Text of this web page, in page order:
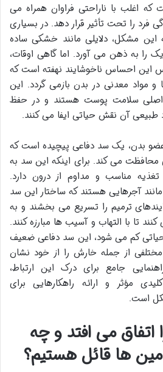
اغلب با ناراحتی فراوان همراه می
فرد را تحت تأثیر قرار دهد. در بسیاری
این مشکل، دلایلی مانند خشکی ساده
را به ذهن می آورد. اما گاهی اوقات،
این احساس ناخوشایند نهفته است که
و مواد معدنی در بدن بازمی گردد. این
اصلی سلامت پوست هستند و در حفظ
طبیعی آن نقش حیاتی ایفا می کنند.
عضو بدن، یک سد دفاعی پیچیده است که
محافظت می کند. برای اینکه این سد به
مناسب و مداوم از درون دارد.
آجرهایی هستند که ساختار این سد
ترمیم را تسریع می بخشند و به
تا با التهاب و آسیب ها مبارزه کنند.
کم می شود، این سد دفاعی ضعیف
از جمله خارش را از خود نشان
جامع برای درک این ارتباط،
مؤثر و ارائه راهکارهایی برای
است.
می افتد و چه
ها قائل هستیم؟